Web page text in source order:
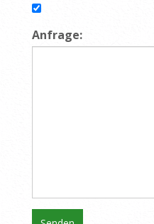
Anfrage: